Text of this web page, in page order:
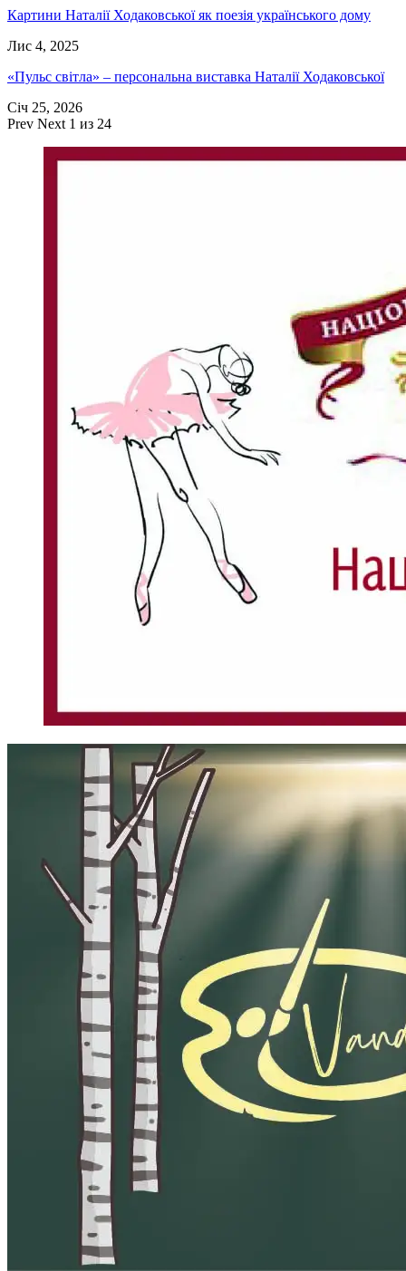
Картини Наталії Ходаковської як поезія українського дому
Лис 4, 2025
«Пульс світла» – персональна виставка Наталії Ходаковської
Січ 25, 2026
Prev Next 1 из 24